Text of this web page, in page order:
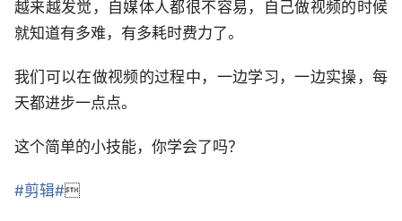
越来越发觉，自媒体人都很不容易，自己做视频的时候
就知道有多难，有多耗时费力了。
我们可以在做视频的过程中，一边学习，一边实操，每
天都进步一点点。
这个简单的小技能，你学会了吗？
#剪辑#